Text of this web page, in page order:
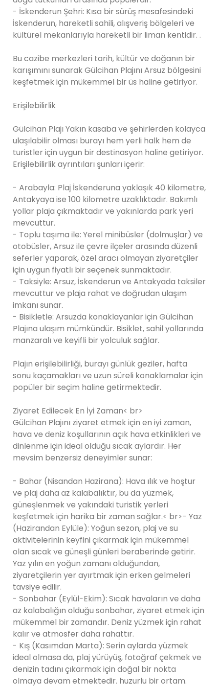
- İskenderun Şehri: Kısa bir sürüş mesafesindeki
İskenderun, hareketli sahili, alışveriş bölgeleri ve
kültürel mekanlarıyla hareketli bir liman kentidir. .
Bu cazibe merkezleri tarih, kültür ve doğanın bir
karışımını sunarak Gülcihan Plajını Arsuz bölgesini
keşfetmek için mükemmel bir üs haline getiriyor.
Erişilebilirlik
Gülcihan Plajı Yakın kasaba ve şehirlerden kolayca
ulaşılabilir olması burayı hem yerli halk hem de
turistler için uygun bir destinasyon haline getiriyor.
Erişilebilirlik ayrıntıları şunları içerir:
- Arabayla: Plaj İskenderuna yaklaşık 40 kilometre,
Antakyaya ise 100 kilometre uzaklıktadır. Bakımlı
yollar plaja çıkmaktadır ve yakınlarda park yeri
mevcuttur.
- Toplu taşıma ile: Yerel minibüsler (dolmuşlar) ve
otobüsler, Arsuz ile çevre ilçeler arasında düzenli
seferler yaparak, özel aracı olmayan ziyaretçiler
için uygun fiyatlı bir seçenek sunmaktadır.
- Taksiyle: Arsuz, İskenderun ve Antakyada taksiler
mevcuttur ve plaja rahat ve doğrudan ulaşım
imkanı sunar.
- Bisikletle: Arsuzda konaklayanlar için Gülcihan
Plajına ulaşım mümkündür. Bisiklet, sahil yollarında
manzaralı ve keyifli bir yolculuk sağlar.
Plajın erişilebilirliği, burayı günlük geziler, hafta
sonu kaçamakları ve uzun süreli konaklamalar için
popüler bir seçim haline getirmektedir.
Ziyaret Edilecek En İyi Zaman< br>
Gülcihan Plajını ziyaret etmek için en iyi zaman,
hava ve deniz koşullarının açık hava etkinlikleri ve
dinlenme için ideal olduğu sıcak aylardır. Her
mevsim benzersiz deneyimler sunar:
- Bahar (Nisandan Hazirana): Hava ılık ve hoştur
ve plaj daha az kalabalıktır, bu da yüzmek,
güneşlenmek ve yakındaki turistik yerleri
keşfetmek için harika bir zaman sağlar.< br>- Yaz
(Hazirandan Eylüle): Yoğun sezon, plaj ve su
aktivitelerinin keyfini çıkarmak için mükemmel
olan sıcak ve güneşli günleri beraberinde getirir.
Yaz yılın en yoğun zamanı olduğundan,
ziyaretçilerin yer ayırtmak için erken gelmeleri
tavsiye edilir.
- Sonbahar (Eylül-Ekim): Sıcak havaların ve daha
az kalabalığın olduğu sonbahar, ziyaret etmek için
mükemmel bir zamandır. Deniz yüzmek için rahat
kalır ve atmosfer daha rahattır.
- Kış (Kasımdan Marta): Serin aylarda yüzmek
ideal olmasa da, plaj yürüyüş, fotoğraf çekmek ve
denizin tadını çıkarmak için doğal bir nokta
olmaya devam etmektedir. huzurlu bir ortam.